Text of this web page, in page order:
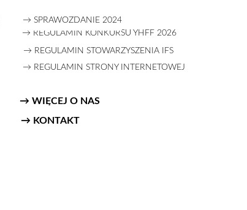
→ WIĘCEJ O NAS
→ REGULAMIN STOWARZYSZENIA IFS
→ REGULAMIN KONKURSU YHFF 2026
→ REGULAMIN STRONY INTERNETOWEJ
→ SPRAWOZDANIE 2024
→ KONTAKT